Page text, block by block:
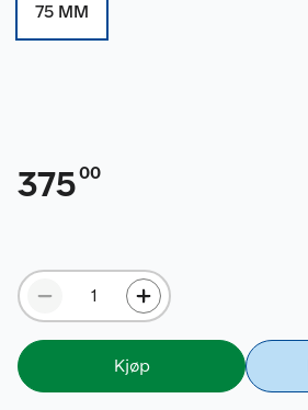
75 MM
37500
Kjøp